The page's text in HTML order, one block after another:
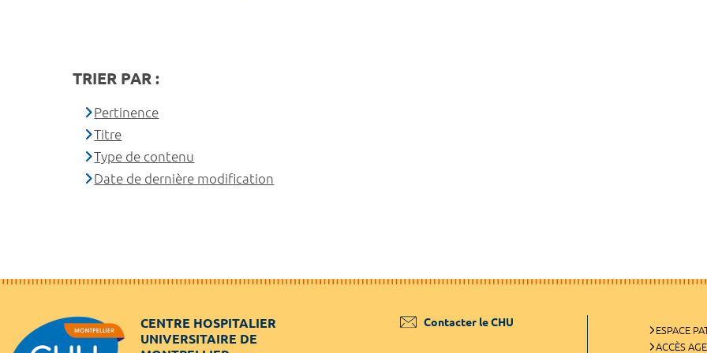
TRIER PAR :
Pertinence
Titre
Type de contenu
Date de dernière modification
CENTRE HOSPITALIER
UNIVERSITAIRE DE
Contacter le CHU
ESPACE
ACCÈS